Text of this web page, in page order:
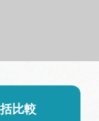
比較